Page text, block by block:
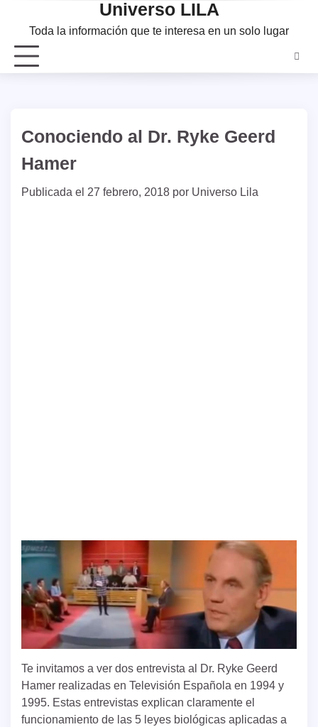
Universo LILA
Toda la información que te interesa en un solo lugar
Conociendo al Dr. Ryke Geerd
Hamer
Publicada el 27 febrero, 2018 por Universo Lila
Te invitamos a ver dos entrevista al Dr. Ryke Geerd
Hamer realizadas en Televisión Española en 1994 y
1995. Estas entrevistas explican claramente el
funcionamiento de las 5 leyes biológicas aplicadas a